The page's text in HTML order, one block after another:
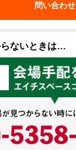
問い合わせ
ないときは…